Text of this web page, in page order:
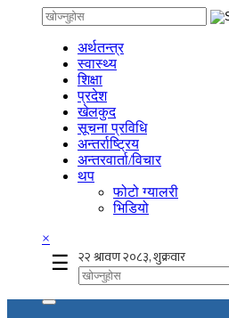
अर्थतन्त्र
स्वास्थ्य
शिक्षा
प्रदेश
खेलकुद
सूचना प्रविधि
अन्तर्राष्ट्रिय
अन्तरवार्ता/विचार
थप
फोटो ग्यालरी
भिडियो
×
☰